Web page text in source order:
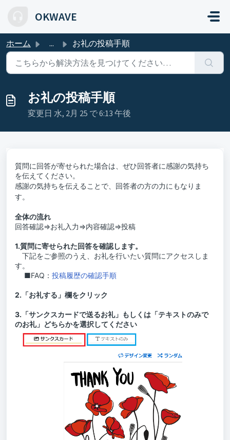
OKWAVE
ホーム ... お礼の投稿手順
お礼の投稿手順
変更日 水, 2月 25 で 6:13 午後
質問に回答が寄せられた場合は、ぜひ回答者に感謝の気持ち
を伝えてください。
感謝の気持ちを伝えることで、回答者の方の力にもなりま
す。
全体の流れ
回答確認⇒お礼入力⇒内容確認⇒投稿
1.質問に寄せられた回答を確認します。
下記をご参照のうえ、お礼を行いたい質問にアクセスしま
す。
■FAQ： 投稿履歴の確認手順
2.「お礼する」欄をクリック
3.「サンクスカードで送るお礼」もしくは「テキストのみで
のお礼」どちらかを選択してください